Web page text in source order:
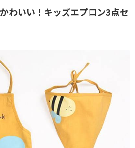
わいい！キッズエプロン3点セ